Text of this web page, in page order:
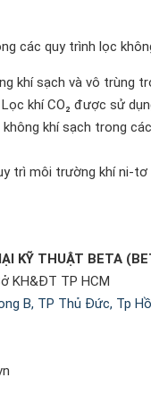
các quy trình lọc
khí sạch và vô trùng
Lọc khí CO₂ được sử
khí sạch trong
trì môi trường khí ni-
KỸ THUẬT BETA
KH&ĐT TP HCM
B, TP Thủ Đức, Tp